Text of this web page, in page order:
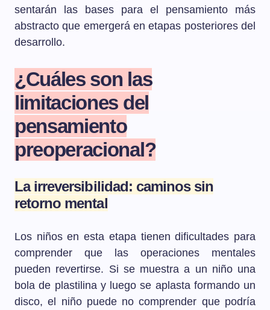
sentarán las bases para el pensamiento más
abstracto que emergerá en etapas posteriores del
desarrollo.
¿Cuáles son las
limitaciones del
pensamiento
preoperacional?
La irreversibilidad: caminos sin
retorno mental
Los niños en esta etapa tienen dificultades para
comprender que las operaciones mentales
pueden revertirse. Si se muestra a un niño una
bola de plastilina y luego se aplasta formando un
disco, el niño puede no comprender que podría